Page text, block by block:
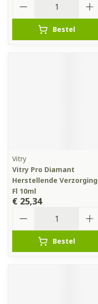
Bestel
Vitry
Vitry Pro Diamant
Herstellende Verzorging
Fl 10ml
€ 25,34
Bestel